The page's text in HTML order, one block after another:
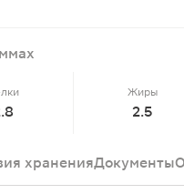
Жиры
2.5
храненияДокументы